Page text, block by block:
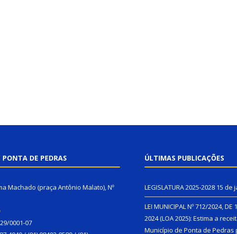
DE PEDRAS
Machado (praça Antônio Malato), Nº
0001-07
ÚLTIMAS PUBLICAÇÕES
LEGISLATURA 2025-2028 15 de
LEI MUNICIPAL Nº 712/2024, DE
2024 (LOA 2025): Estima a
Município de Ponta de Pedras